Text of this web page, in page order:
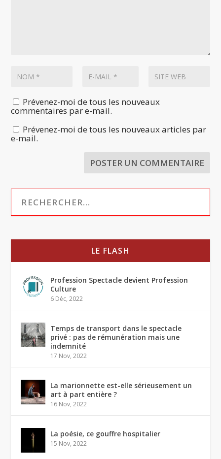
Prévenez-moi de tous les nouveaux
commentaires par e-mail.
Prévenez-moi de tous les nouveaux articles par
e-mail.
LE FLASH
Profession Spectacle devient Profession
Culture
6 Déc, 2022
Temps de transport dans le spectacle
privé : pas de rémunération mais une
indemnité
17 Nov, 2022
La marionnette est-elle sérieusement un
art à part entière ?
16 Nov, 2022
La poésie, ce gouffre hospitalier
15 Nov, 2022